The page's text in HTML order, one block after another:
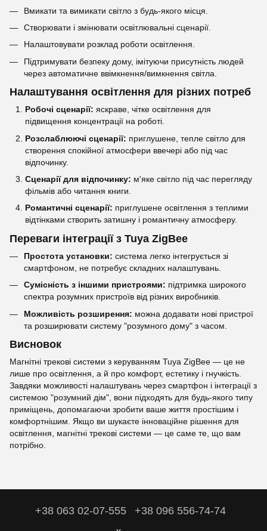
Вмикати та вимикати світло з будь-якого місця.
Створювати і змінювати освітлювальні сценарії.
Налаштовувати розклад роботи освітлення.
Підтримувати безпеку дому, імітуючи присутність людей
через автоматичне ввімкнення/вимкнення світла.
Налаштування освітлення для різних потреб
Робочі сценарії: яскраве, чітке освітлення для
підвищення концентрації на роботі.
Розслаблюючі сценарії: приглушене, тепле світло для
створення спокійної атмосфери ввечері або під час
відпочинку.
Сценарії для відпочинку: м'яке світло під час перегляду
фільмів або читання книги.
Романтичні сценарії: приглушене освітлення з теплими
відтінками створить затишну і романтичну атмосферу.
Переваги інтеграції з Tuya ZigBee
Простота установки: система легко інтегрується зі
смартфоном, не потребує складних налаштувань.
Сумісність з іншими пристроями: підтримка широкого
спектра розумних пристроїв від різних виробників.
Можливість розширення: можна додавати нові пристрої
та розширювати систему "розумного дому" з часом.
Висновок
Магнітні трекові системи з керуванням Tuya ZigBee — це не
лише про освітлення, а й про комфорт, естетику і гнучкість.
Завдяки можливості налаштувань через смартфон і інтеграції з
системою "розумний дім", вони підходять для будь-якого типу
приміщень, допомагаючи зробити ваше життя простішим і
комфортнішим. Якщо ви шукаєте інноваційне рішення для
освітлення, магнітні трекові системи — це саме те, що вам
потрібно.
+38 063 02-07-555 +38 096 556-74-74